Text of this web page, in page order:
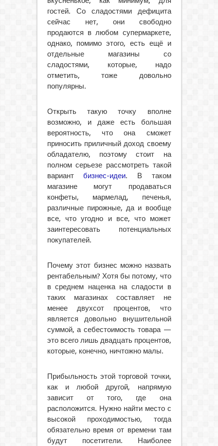
гостей. Со сладостями дефицита
сейчас нет, они свободно
продаются в любом супермаркете,
однако, помимо этого, есть ещё и
отдельные магазины со
сладостями, которые, надо
отметить, тоже довольно
популярны.
Открыть такую точку вполне
возможно, и даже есть большая
вероятность, что она сможет
приносить приличный доход своему
обладателю, поэтому стоит на
полном серьезе рассмотреть такой
вариантбизнес-идеи. В таком
магазине могут продаваться
конфеты, мармелад, печенья,
различные пирожные, да и вообще
все, что угодно и все, что может
заинтересовать потенциальных
покупателей.
Почему этот бизнес можно назвать
рентабельным? Хотя бы потому, что
в среднем наценка на сладости в
таких магазинах составляет не
менее двухсот процентов, что
является довольно внушительной
суммой, а себестоимость товара —
это всего лишь двадцать процентов,
которые, конечно, ничтожно малы.
Прибыльность этой торговой точки,
как и любой другой, напрямую
зависит от того, где она
расположится. Нужно найти место с
высокой проходимостью, тогда
обязательно время от времени там
будут посетители. Наиболее